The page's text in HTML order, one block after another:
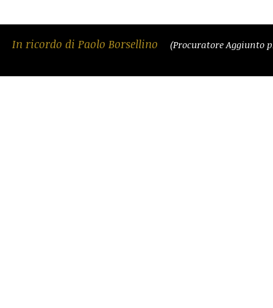
In ricordo di Paolo Borsellino (Procuratore Aggiunto